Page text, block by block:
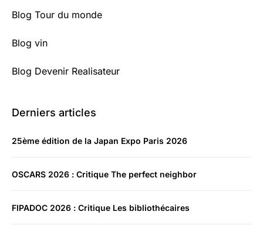
Blog Tour du monde
Blog vin
Blog Devenir Realisateur
Derniers articles
25ème édition de la Japan Expo Paris 2026
OSCARS 2026 : Critique The perfect neighbor
FIPADOC 2026 : Critique Les bibliothécaires